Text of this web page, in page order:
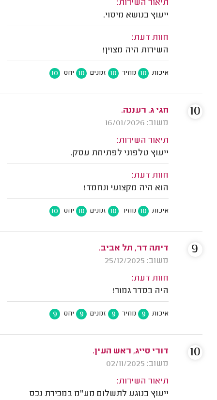
תיאור השירות:
ייעוץ בנושא מיסוי.
חוות דעת:
השירות היה מצוין!
איכות 10 מחיר 10 זמנים 10 יחס 10
חגי ג. רעננה.
משוב: 16/01/2026
תיאור השירות:
ייעוץ טלפוני לפתיחת עסק.
חוות דעת:
הוא היה מקצועי ונחמד!
איכות 10 מחיר 10 זמנים 10 יחס 10
10
דיתה דר, תל אביב.
משוב: 25/12/2025
חוות דעת:
היה בסדר גמור!
איכות 9 מחיר 9 זמנים 9 יחס 9
9
דורי סייג, ראש העין.
משוב: 02/11/2025
תיאור השירות:
ייעוץ בנוגע לתשלום מע"מ במכירת נכס
10